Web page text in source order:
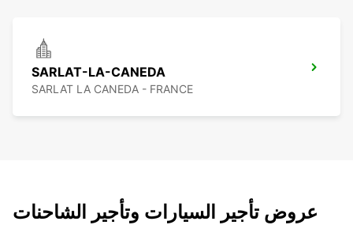
SARLAT-LA-CANEDA
SARLAT LA CANEDA - FRANCE
عروض تأجير السيارات وتأجير الشاحنات